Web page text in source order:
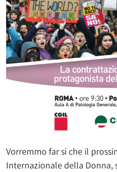
Vorremmo far si che il
Internazionale della Donna,